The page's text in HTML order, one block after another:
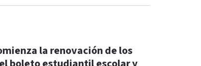
la renovación de los